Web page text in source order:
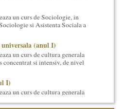
un curs de Sociologie, in
si Asistenta Sociala a
(anul I)
un curs de cultura generala
concentrat si intensiv, de nivel
I)
un curs de cultura generala